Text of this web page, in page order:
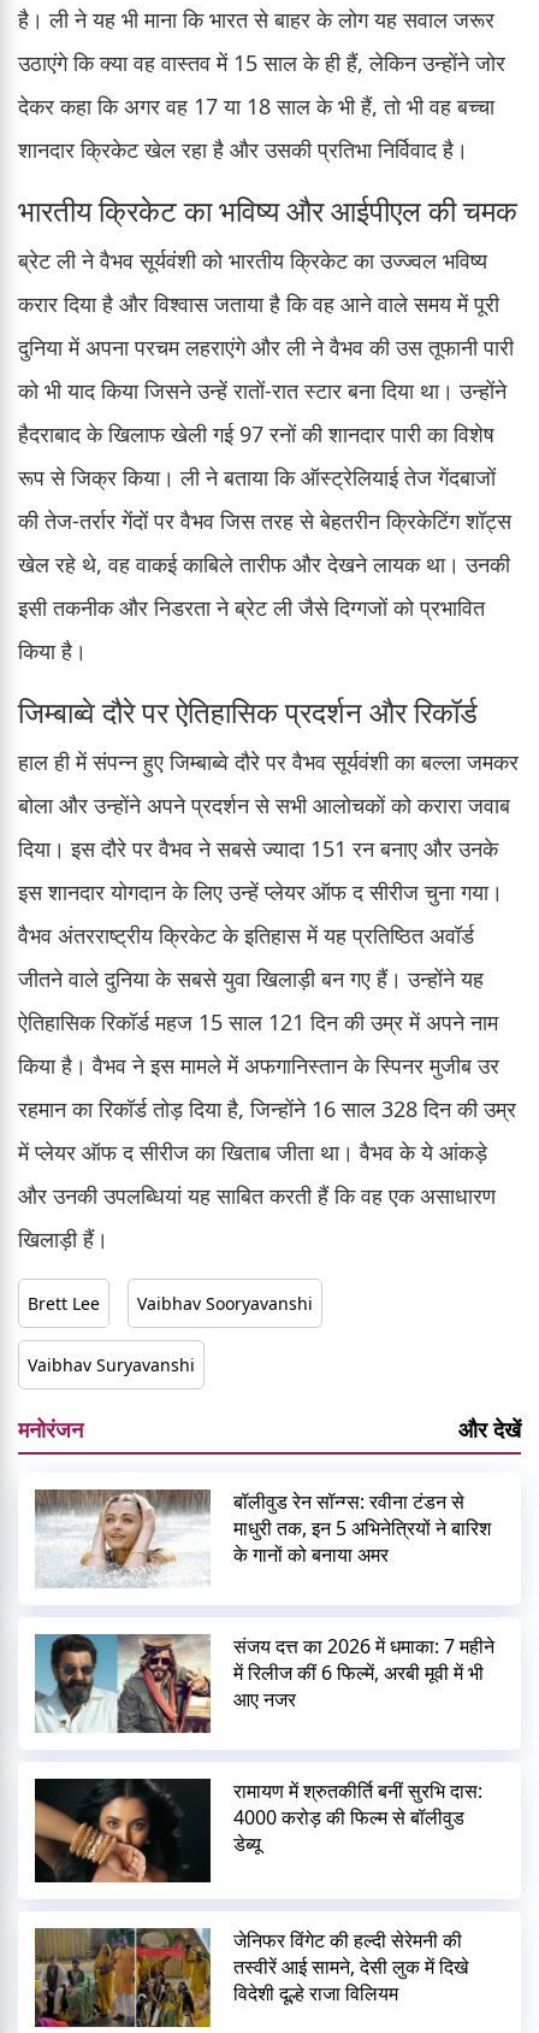
है। ली ने यह भी माना कि भारत से बाहर के लोग यह सवाल जरूर
उठाएंगे कि क्या वह वास्तव में 15 साल के ही हैं, लेकिन उन्होंने जोर
देकर कहा कि अगर वह 17 या 18 साल के भी हैं, तो भी वह बच्चा
शानदार क्रिकेट खेल रहा है और उसकी प्रतिभा निर्विवाद है।
भारतीय क्रिकेट का भविष्य और आईपीएल की चमक
ब्रेट ली ने वैभव सूर्यवंशी को भारतीय क्रिकेट का उज्ज्वल भविष्य
करार दिया है और विश्वास जताया है कि वह आने वाले समय में पूरी
दुनिया में अपना परचम लहराएंगे और ली ने वैभव की उस तूफानी पारी
को भी याद किया जिसने उन्हें रातों-रात स्टार बना दिया था। उन्होंने
हैदराबाद के खिलाफ खेली गई 97 रनों की शानदार पारी का विशेष
रूप से जिक्र किया। ली ने बताया कि ऑस्ट्रेलियाई तेज गेंदबाजों
की तेज-तर्रार गेंदों पर वैभव जिस तरह से बेहतरीन क्रिकेटिंग शॉट्स
खेल रहे थे, वह वाकई काबिले तारीफ और देखने लायक था। उनकी
इसी तकनीक और निडरता ने ब्रेट ली जैसे दिग्गजों को प्रभावित
किया है।
जिम्बाब्वे दौरे पर ऐतिहासिक प्रदर्शन और रिकॉर्ड
हाल ही में संपन्न हुए जिम्बाब्वे दौरे पर वैभव सूर्यवंशी का बल्ला जमकर
बोला और उन्होंने अपने प्रदर्शन से सभी आलोचकों को करारा जवाब
दिया। इस दौरे पर वैभव ने सबसे ज्यादा 151 रन बनाए और उनके
इस शानदार योगदान के लिए उन्हें प्लेयर ऑफ द सीरीज चुना गया।
वैभव अंतरराष्ट्रीय क्रिकेट के इतिहास में यह प्रतिष्ठित अवॉर्ड
जीतने वाले दुनिया के सबसे युवा खिलाड़ी बन गए हैं। उन्होंने यह
ऐतिहासिक रिकॉर्ड महज 15 साल 121 दिन की उम्र में अपने नाम
किया है। वैभव ने इस मामले में अफगानिस्तान के स्पिनर मुजीब उर
रहमान का रिकॉर्ड तोड़ दिया है, जिन्होंने 16 साल 328 दिन की उम्र
में प्लेयर ऑफ द सीरीज का खिताब जीता था। वैभव के ये आंकड़े
और उनकी उपलब्धियां यह साबित करती हैं कि वह एक असाधारण
खिलाड़ी हैं।
Brett Lee Vaibhav Sooryavanshi
Vaibhav Suryavanshi
मनोरंजन और देखें
बॉलीवुड रेन सॉन्ग्स: रवीना टंडन से
माधुरी तक, इन 5 अभिनेत्रियों ने बारिश
के गानों को बनाया अमर
संजय दत्त का 2026 में धमाका: 7 महीने
में रिलीज कीं 6 फिल्में, अरबी मूवी में भी
आए नजर
रामायण में श्रुतकीर्ति बनीं सुरभि दास:
4000 करोड़ की फिल्म से बॉलीवुड
डेब्यू
जेनिफर विंगेट की हल्दी सेरेमनी की
तस्वीरें आई सामने, देसी लुक में दिखे
विदेशी दूल्हे राजा विलियम